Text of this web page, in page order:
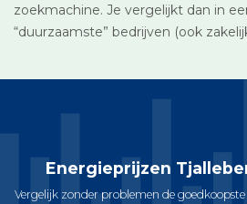
zoekmachine. Je vergelijkt dan in
“duurzaamste” bedrijven (ook
Energieprijzen
Vergelijk zonder problemen de